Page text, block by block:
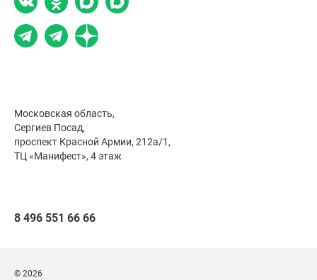
Московская область,
Сергиев Посад,
проспект Красной Армии, 212а/1,
ТЦ «Манифест», 4 этаж
8 496 551 66 66
© 2026